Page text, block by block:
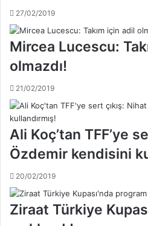
y
ı
l
l
ı
r
e
k
o
r
u
g
a
l
g
e
n
e
l
u
r
u
u
n
p
t
a
27/02/2019
Mircea Lucescu:
olmazdı!
21/02/2019
Ali Koç’tan TFF’ye
Özdemir kendisini
20/02/2019
Ziraat Türkiye